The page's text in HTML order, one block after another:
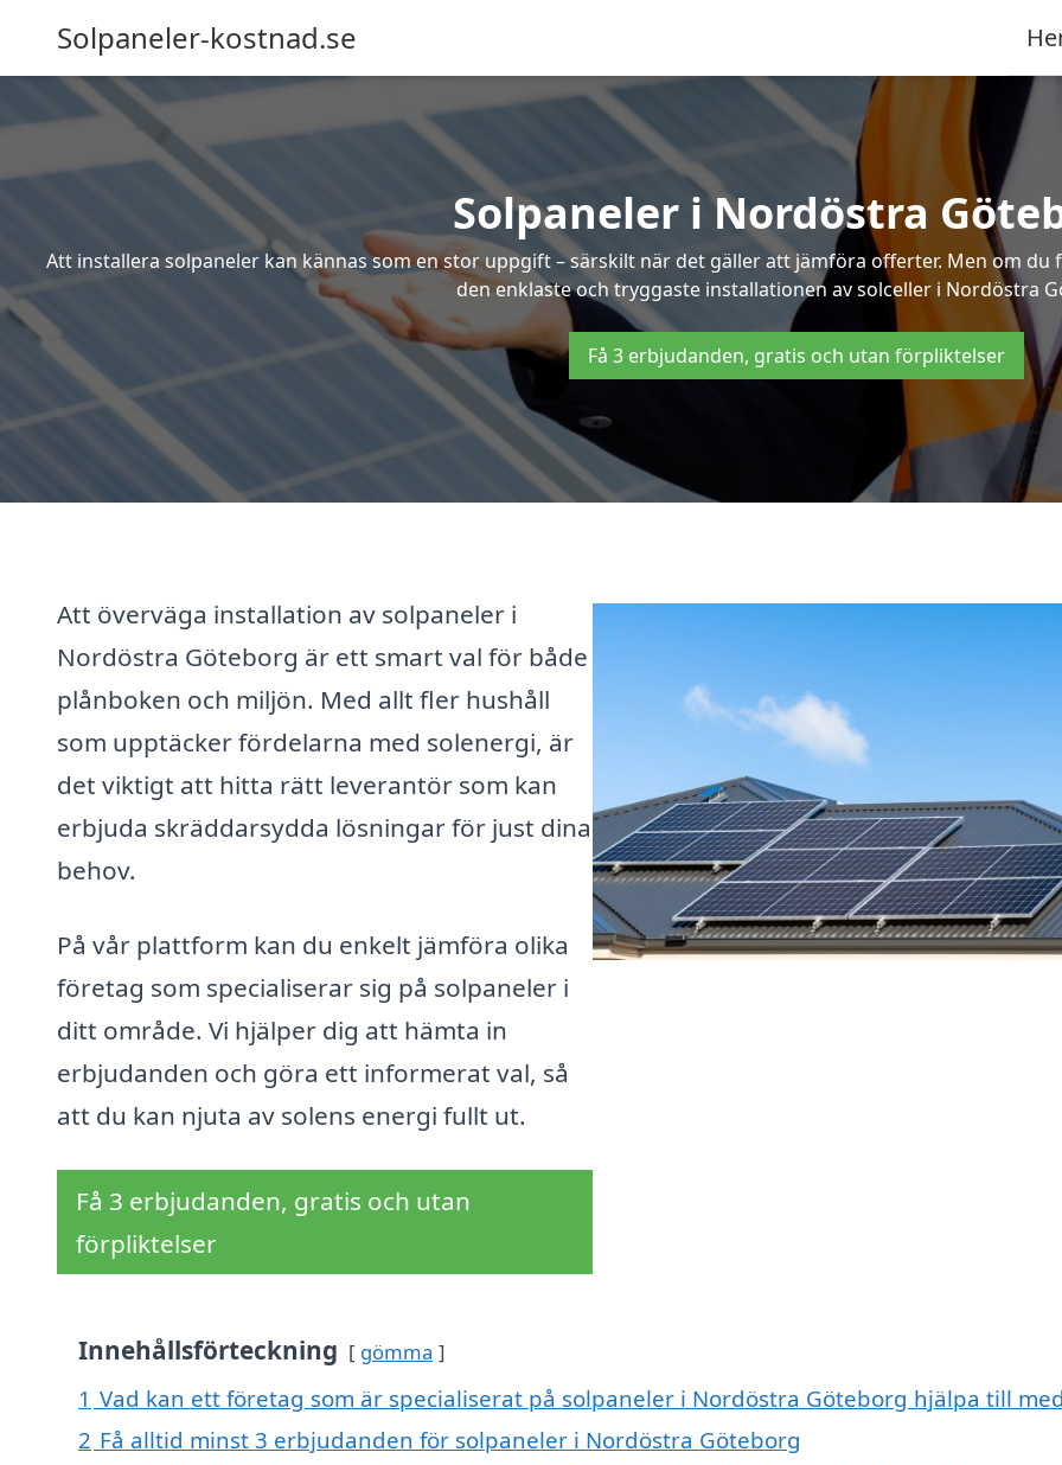
Solpaneler-kostnad.se
Solpaneler i Nordöstra
Att installera solpaneler kan kännas som en stor uppgift – särskilt när det gäller att jämföra offerter. Men om
den enklaste och tryggaste installationen av solceller i Nordöstra
Få 3 erbjudanden, gratis och utan förpliktelser
Att överväga installation av solpaneler i
Nordöstra Göteborg är ett smart val för både
plånboken och miljön. Med allt fler hushåll
som upptäcker fördelarna med solenergi, är
det viktigt att hitta rätt leverantör som kan
erbjuda skräddarsydda lösningar för just dina
behov.
På vår plattform kan du enkelt jämföra olika
företag som specialiserar sig på solpaneler i
ditt område. Vi hjälper dig att hämta in
erbjudanden och göra ett informerat val, så
att du kan njuta av solens energi fullt ut.
Få 3 erbjudanden, gratis och utan
förpliktelser
Innehållsförteckning gömma
1 Vad kan ett företag som är specialiserat på solpaneler i Nordöstra Göteborg hjälpa till
2 Få alltid minst 3 erbjudanden för solpaneler i Nordöstra Göteborg